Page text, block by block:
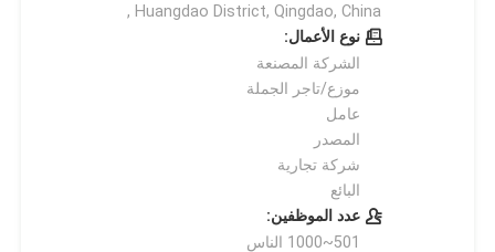
Huangdao District, Qingdao, China ,
نوع الأعمال:
الشركة المصنعة
موزع/تاجر الجملة
عامل
المصدر
شركة تجارية
البائع
عدد الموظفين:
501~1000 الناس